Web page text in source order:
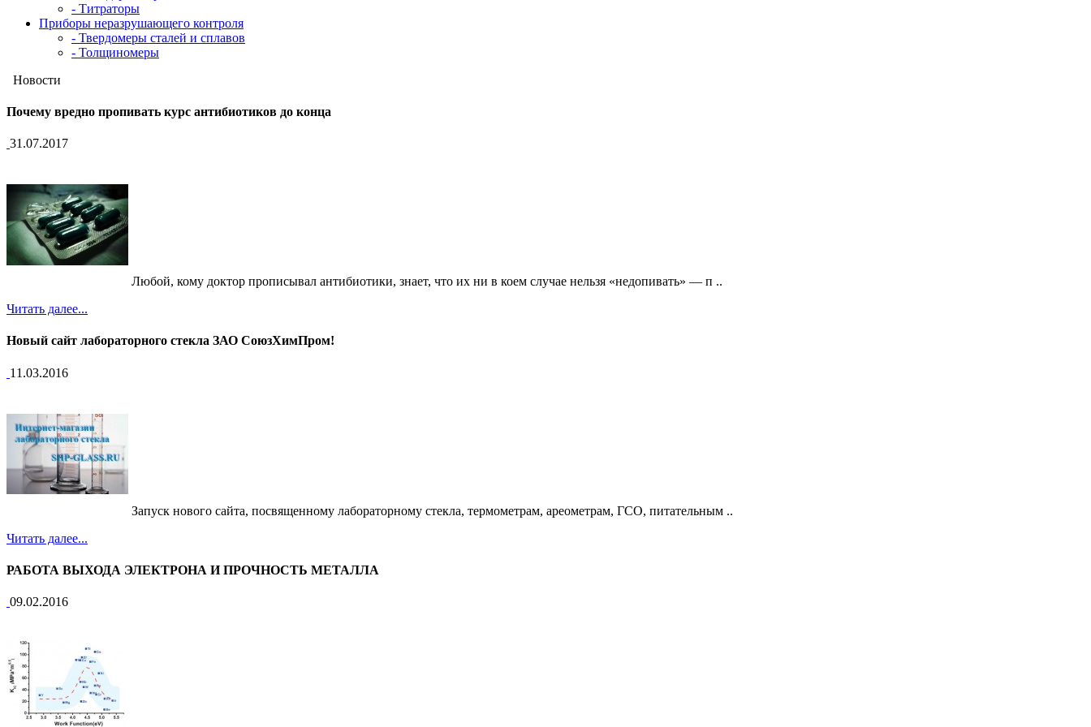
- Титраторы
Приборы неразрушающего контроля
- Твердомеры сталей и сплавов
- Толщиномеры
Новости
Почему вредно пропивать курс антибиотиков до конца
31.07.2017
Любой, кому доктор прописывал антибиотики, знает, что их ни в коем случае нельзя «недопивать» — п ..
Читать далее...
Новый сайт лабораторного стекла ЗАО СоюзХимПром!
11.03.2016
Запуск нового сайта, посвященному лабораторному стекла, термометрам, ареометрам, ГСО, питательным ..
Читать далее...
РАБОТА ВЫХОДА ЭЛЕКТРОНА И ПРОЧНОСТЬ МЕТАЛЛА
09.02.2016